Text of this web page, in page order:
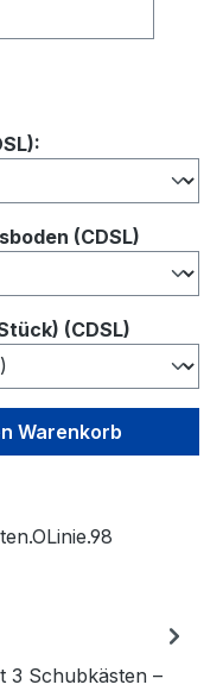
(CDSL)
(CDSL)
Warenkorb
3 Schubkästen –